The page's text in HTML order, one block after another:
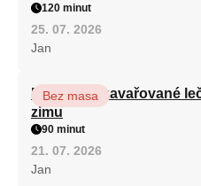
120 minut
25. 07. 2026
Jan
Babiččino zavařované
zimu
Bez masa
90 minut
21. 07. 2026
Jan